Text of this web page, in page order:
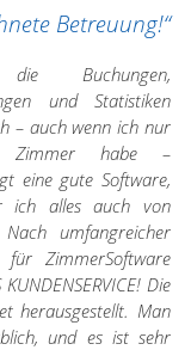
Betreuung!“
Buchungen,
und Statistiken
– auch wenn ich nur
Zimmer habe –
eine gute Software,
ich alles auch von
umfangreicher
ZimmerSoftware
Die
herausgestellt. Man
und es ist sehr